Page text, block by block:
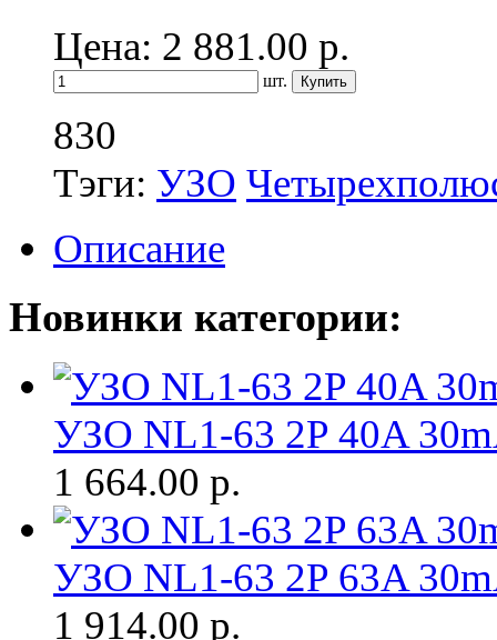
Цена: 2 881.00 р.
шт.
830
Тэги: УЗО
Описание
Новинки категории:
УЗО NL1-63 2P 40A
1 664.00 р.
УЗО NL1-63 2P 63A
1 914.00 р.